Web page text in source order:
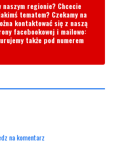
regionie? Chcecie
tematem? Czekamy na
kontaktować się z naszą
facebookowej i mailowo:
także pod numerem
na komentarz